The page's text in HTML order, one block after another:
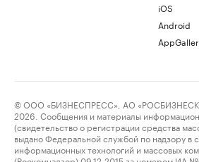
iOS
Android
© ООО «БИЗНЕСПРЕСС», АО
2026. Сообщения и материалы
(свидетельство о регистрации средства
выдано Федеральной службой по надзору в
информационных технологий и массовых